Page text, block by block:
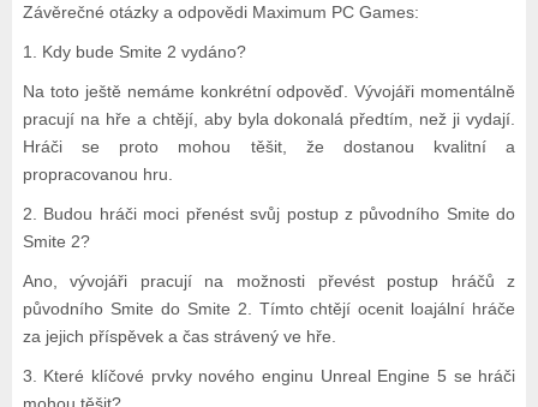
Závěrečné otázky a odpovědi Maximum PC Games:
1. Kdy bude Smite 2 vydáno?
Na toto ještě nemáme konkrétní odpověď. Vývojáři momentálně
pracují na hře a chtějí, aby byla dokonalá předtím, než ji vydají.
Hráči se proto mohou těšit, že dostanou kvalitní a
propracovanou hru.
2. Budou hráči moci přenést svůj postup z původního Smite do
Smite 2?
Ano, vývojáři pracují na možnosti převést postup hráčů z
původního Smite do Smite 2. Tímto chtějí ocenit loajální hráče
za jejich příspěvek a čas strávený ve hře.
3. Které klíčové prvky nového enginu Unreal Engine 5 se hráči